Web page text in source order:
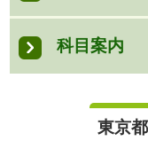
科目案内
東京